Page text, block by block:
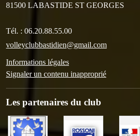
81500 LABASTIDE ST GEORGES
Tél. : 06.20.88.55.00
volleyclubbastidien@gmail.com
Informations légales
Signaler un contenu inapproprié
Les partenaires du club